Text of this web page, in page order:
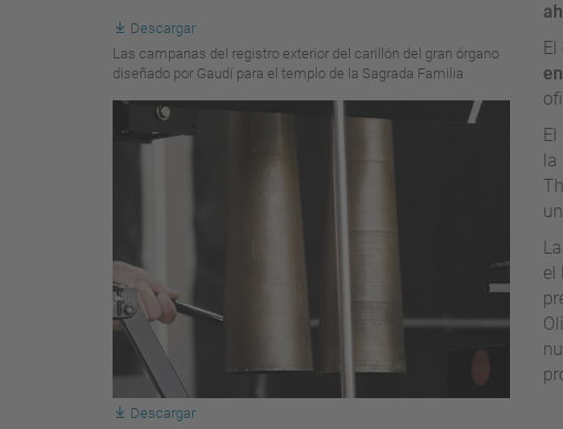
Descargar
Las campanas del registro exterior del carillón del gran órgano
diseñado por Gaudí para el templo de la Sagrada Familia
Descargar
el